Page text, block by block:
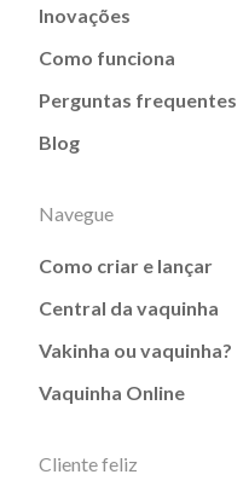
Inovações
Como funciona
Perguntas frequentes
Blog
Navegue
Como criar e lançar
Central da vaquinha
Vakinha ou vaquinha?
Vaquinha Online
Cliente feliz